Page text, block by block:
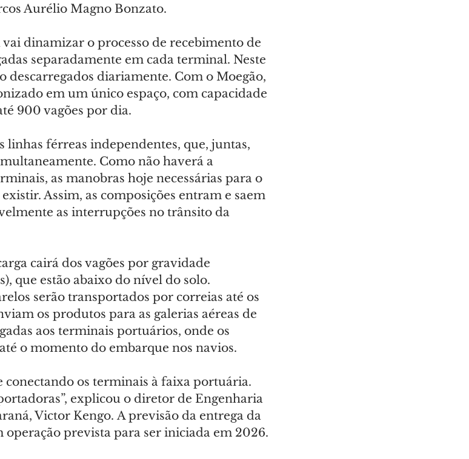
Aurélio Magno Bonzato.
vai dinamizar o processo de recebimento de
separadamente em cada terminal. Neste
descarregados diariamente. Com o Moegão,
em um único espaço, com capacidade
900 vagões por dia.
linhas férreas independentes, que, juntas,
Como não haverá a
as manobras hoje necessárias para o
Assim, as composições entram e saem
as interrupções no trânsito da
cairá dos vagões por gravidade
que estão abaixo do nível do solo.
serão transportados por correias até os
os produtos para as galerias aéreas de
aos terminais portuários, onde os
o momento do embarque nos navios.
conectando os terminais à faixa portuária.
explicou o diretor de Engenharia
Victor Kengo. A previsão da entrega da
operação prevista para ser iniciada em 2026.